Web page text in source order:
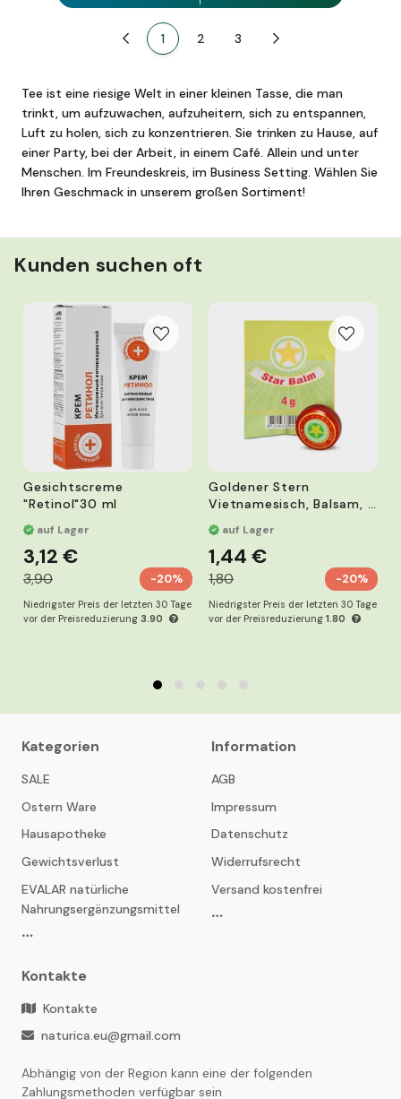
Zurück 1 2 3 Weiter
Tee ist eine riesige Welt in einer kleinen Tasse, die man
trinkt, um aufzuwachen, aufzuheitern, sich zu entspannen,
Luft zu holen, sich zu konzentrieren. Sie trinken zu Hause, auf
einer Party, bei der Arbeit, in einem Café. Allein und unter
Menschen. Im Freundeskreis, im Business Setting. Wählen Sie
Ihren Geschmack in unserem großen Sortiment!
Kunden suchen oft
Gesichtscreme
"Retinol"30 ml
auf Lager
3,12 €
3,90 -20%
Niedrigster Preis der letzten 30 Tage
vor der Preisreduzierung 3.90
Goldener Stern
Vietnamesisch, Balsam, 4
g
auf Lager
1,44 €
1,80 -20%
Niedrigster Preis der letzten 30 Tage
vor der Preisreduzierung1.80
Kategorien
SALE
Ostern Ware
Hausapotheke
Gewichtsverlust
EVALAR natürliche
Nahrungsergänzungsmittel
Information
AGB
Impressum
Datenschutz
Widerrufsrecht
Versand kostenfrei
Kontakte
Kontakte
naturica.eu@gmail.com
Abhängig von der Region kann eine der folgenden
Zahlungsmethoden verfügbar sein